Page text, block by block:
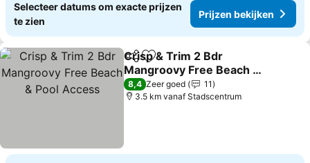
Selecteer datums om exacte prijzen
te zien
Prijzen bekijken
DelenToevoegen aan favorieten
Crisp & Trim 2 Bdr
Mangroovy Free Beach &
Pool Access
Prijzen bekijken
8,4 Zeer goed
11
3.5 km vanaf Stadscentrum